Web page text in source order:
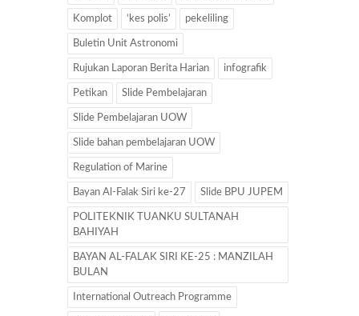
Komplot ‘kes polis’ pekeliling
Buletin Unit Astronomi
Rujukan Laporan Berita Harian infografik
Petikan Slide Pembelajaran
Slide Pembelajaran UOW
Slide bahan pembelajaran UOW
Regulation of Marine
Bayan Al-Falak Siri ke-27 Slide BPU JUPEM
POLITEKNIK TUANKU SULTANAH
BAHIYAH
BAYAN AL-FALAK SIRI KE-25 : MANZILAH
BULAN
International Outreach Programme